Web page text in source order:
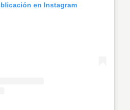
en Instagram